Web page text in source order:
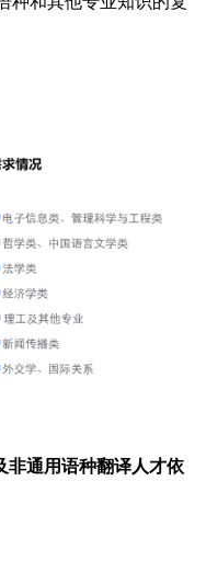
通用语种翻译人才依